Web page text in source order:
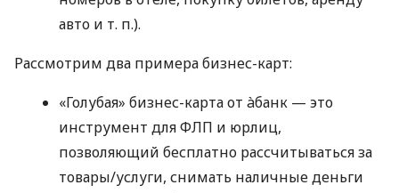
авто и т. п.).
Рассмотрим два примера бизнес-карт:
«Голубая» бизнес-карта от àбанк — это
инструмент для ФЛП и юрлиц,
позволяющий бесплатно рассчитываться за
товары/услуги, снимать наличные деньги